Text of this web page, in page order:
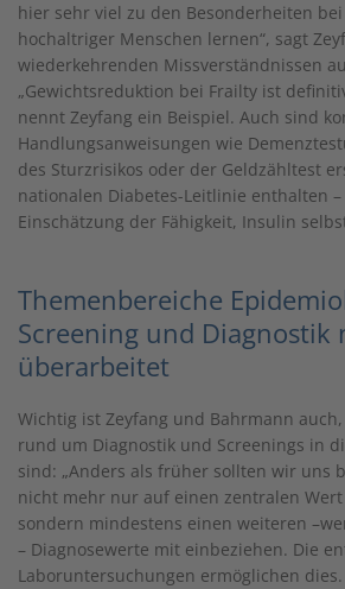
hier sehr viel zu den Besonderheiten
hochaltriger Menschen lernen“, sagt
wiederkehrenden Missverständnissen
„Gewichtsreduktion bei Frailty ist
nennt Zeyfang ein Beispiel. Auch sind
Handlungsanweisungen wie
des Sturzrisikos oder der Geldzähltest
nationalen Diabetes-Leitlinie enthalten
Einschätzung der Fähigkeit, Insulin
Themenbereiche
Screening und Diagnostik
überarbeitet
Wichtig ist Zeyfang und Bahrmann
rund um Diagnostik und Screenings in
sind: „Anders als früher sollten wir uns
nicht mehr nur auf einen zentralen
sondern mindestens einen weiteren
– Diagnosewerte mit einbeziehen. Die
Laboruntersuchungen ermöglichen